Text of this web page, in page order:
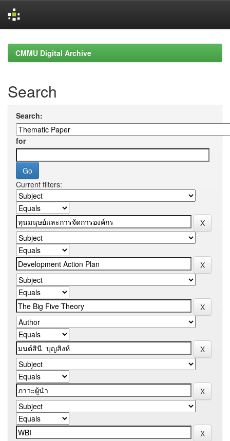
navigationCMMU Digital Archive
Search
Search:
for
Current filters: